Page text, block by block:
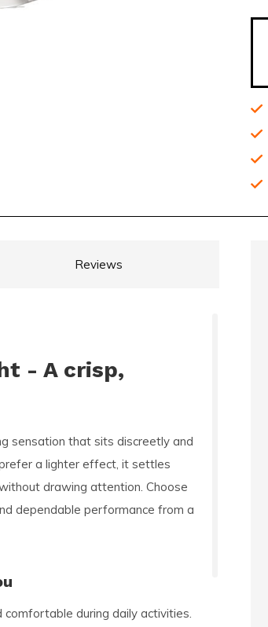
Reviews
- A crisp,
sensation that sits discreetly and
a lighter effect, it settles
drawing attention. Choose
dependable performance from a
during daily activities.